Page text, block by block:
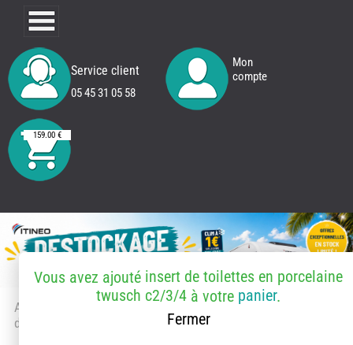
Service client
05 45 31 05 58
Mon
compte
159.00 €
Accueil
> Accessoires et pièces
détachées
Vous avez ajouté insert de toilettes en porcelaine
twusch c2/3/4 à votre panier.
Fermer